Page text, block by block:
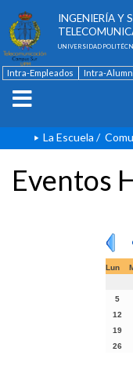
INGENIERÍA Y
UNIVERSIDAD
Intra-Empleados Intra-
La Escuela /
Eventos
Lun
5
12
19
26